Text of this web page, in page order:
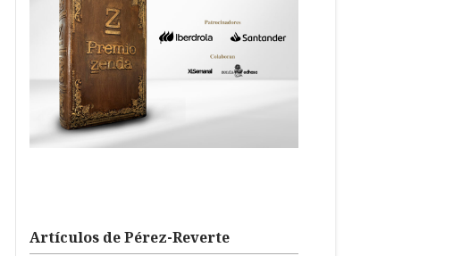
Artículos de Pérez-Reverte